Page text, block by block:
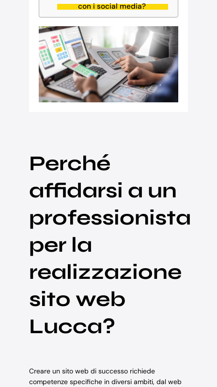
con i social media?
Perché
affidarsi a un
professionista
per la
realizzazione
sito web
Lucca?
Creare un sito web di successo richiede
competenze specifiche in diversi ambiti, dal web